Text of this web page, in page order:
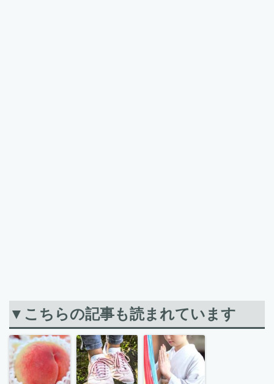
▼こちらの記事も読まれています